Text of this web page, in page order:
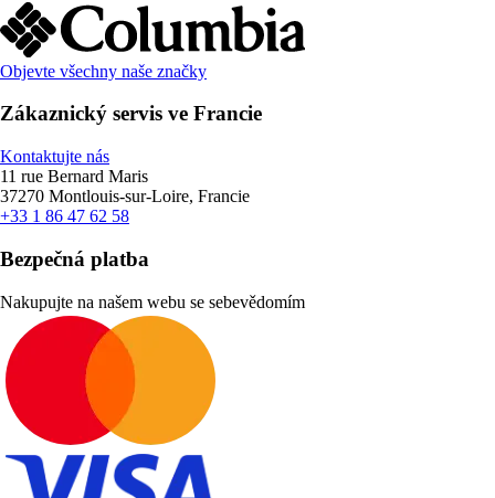
Objevte všechny naše značky
Zákaznický servis ve Francie
Kontaktujte nás
11 rue Bernard Maris
37270 Montlouis-sur-Loire, Francie
+33 1 86 47 62 58
Bezpečná platba
Nakupujte na našem webu se sebevědomím